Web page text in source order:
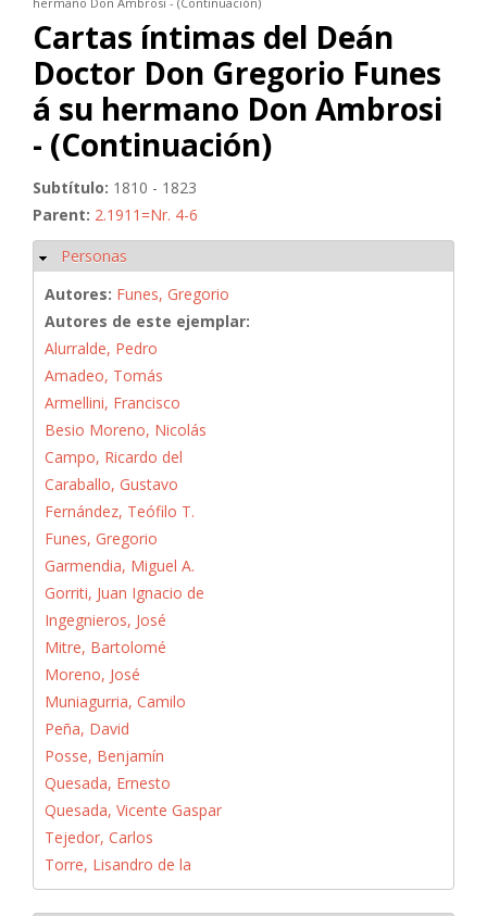
Cartas íntimas del Deán
Doctor Don Gregorio Funes
á su hermano Don Ambrosi
- (Continuación)
Subtítulo: 1810 - 1823
Parent: 2.1911=Nr. 4-6
Ocultar
Personas
Autores: Funes, Gregorio
Autores de este ejemplar:
Alurralde, Pedro
Amadeo, Tomás
Armellini, Francisco
Besio Moreno, Nicolás
Campo, Ricardo del
Caraballo, Gustavo
Fernández, Teófilo T.
Funes, Gregorio
Garmendia, Miguel A.
Gorriti, Juan Ignacio de
Ingegnieros, José
Mitre, Bartolomé
Moreno, José
Muniagurria, Camilo
Peña, David
Posse, Benjamín
Quesada, Ernesto
Quesada, Vicente Gaspar
Tejedor, Carlos
Torre, Lisandro de la